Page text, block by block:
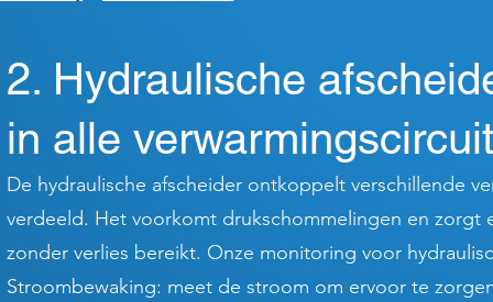
2. Hydraulische
in alle
De hydraulische afscheider ontkoppelt verschillende
verdeeld. Het voorkomt drukschommelingen en
zonder verlies bereikt. Onze monitoring voor
Stroombewaking: meet de stroom om ervoor te